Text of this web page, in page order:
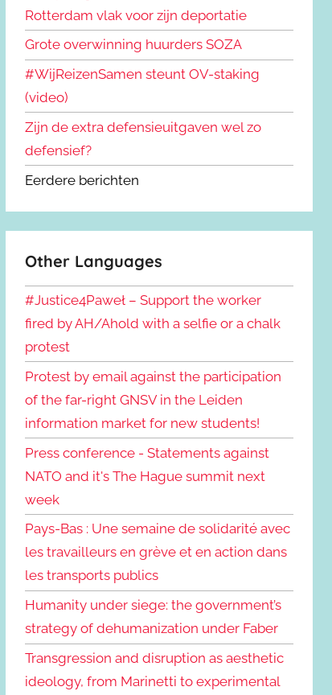
Rotterdam vlak voor zijn deportatie
Grote overwinning huurders SOZA
#WijReizenSamen steunt OV-staking
(video)
Zijn de extra defensieuitgaven wel zo
defensief?
Eerdere berichten
Other Languages
#Justice4Paweł – Support the worker
fired by AH/Ahold with a selfie or a chalk
protest
Protest by email against the participation
of the far-right GNSV in the Leiden
information market for new students!
Press conference - Statements against
NATO and it's The Hague summit next
week
Pays-Bas : Une semaine de solidarité avec
les travailleurs en grève et en action dans
les transports publics
Humanity under siege: the government’s
strategy of dehumanization under Faber
Transgression and disruption as aesthetic
ideology, from Marinetti to experimental